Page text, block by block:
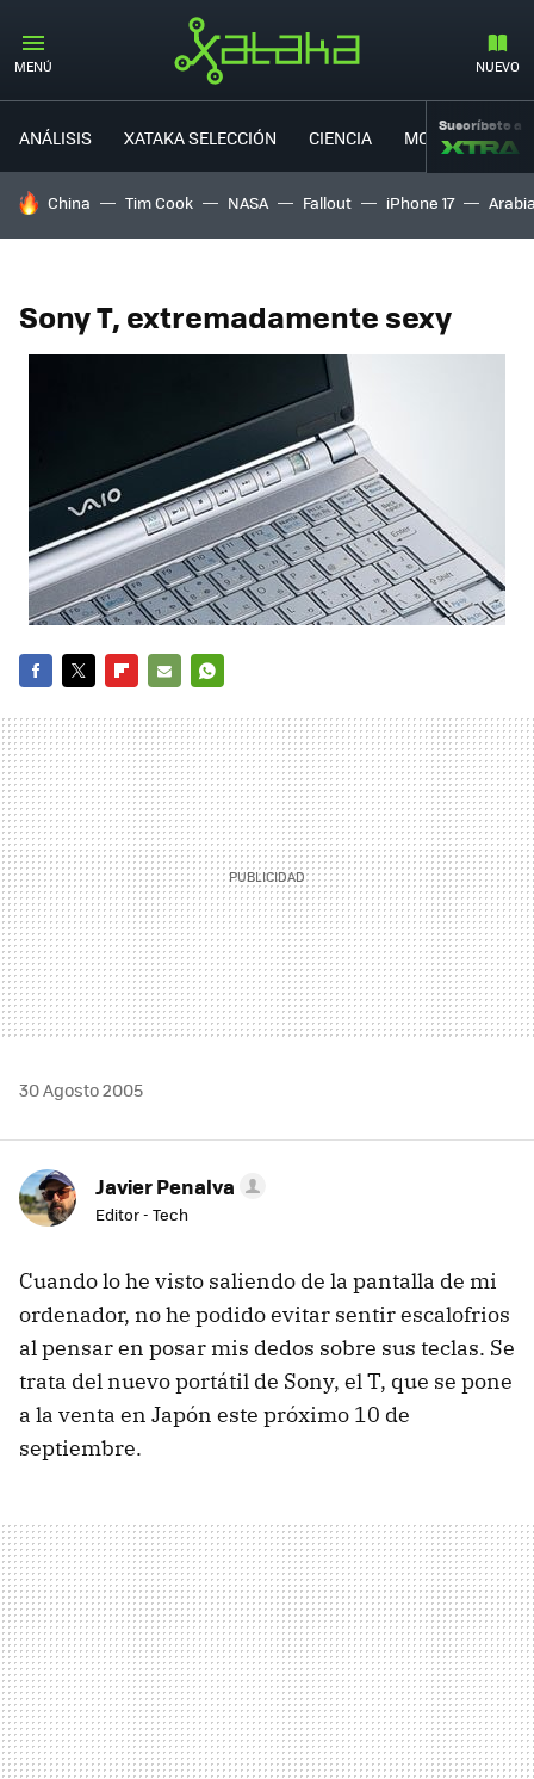
MENÚ NUEVO
ANÁLISIS XATAKA SELECCIÓN CIENCIA MOVILIDAD
Suscríbete a
HOY SE HABLA DE
China Tim Cook NASA Fallout iPhone 17
Sony T, extremadamente sexy
MAIL
30 Agosto 2005
Javier Penalva
Editor - Tech
Cuando lo he visto saliendo de la pantalla de mi
ordenador, no he podido evitar sentir escalofrios
al pensar en posar mis dedos sobre sus teclas. Se
trata del nuevo portátil de Sony, el T, que se pone
a la venta en Japón este próximo 10 de
septiembre.